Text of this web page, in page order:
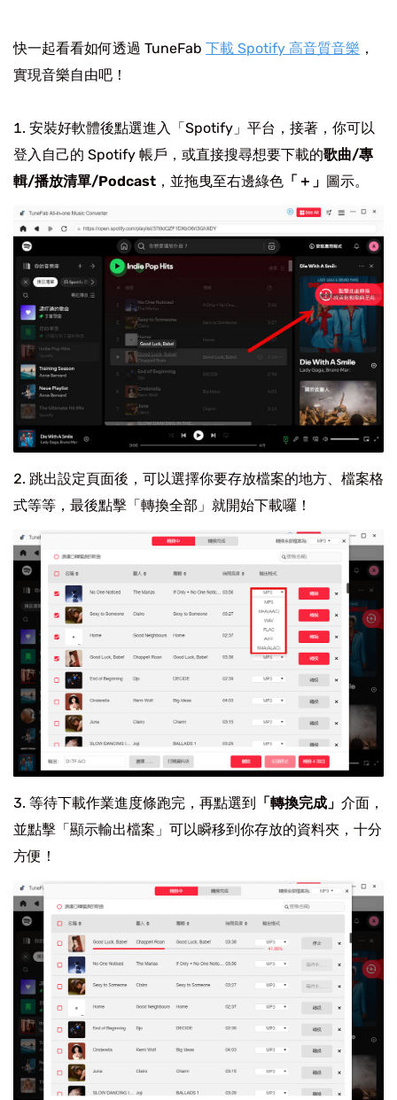
快一起看看如何透過 TuneFab 下載 Spotify 高音質音樂 ，
實現音樂自由吧！
安裝好軟體後點選進入「Spotify」平台，接著，你可以
登入自己的 Spotify 帳戶，或直接搜尋想要下載的歌曲/專
輯/播放清單/Podcast ，並拖曳至右邊綠色 「＋」 圖示。
跳出設定頁面後，可以選擇你要存放檔案的地方、檔案格
式等等，最後點擊「轉換全部」就開始下載囉！
等待下載作業進度條跑完，再點選到 「轉換完成」 介面，
並點擊「顯示輸出檔案」可以瞬移到你存放的資料夾，十分
方便！